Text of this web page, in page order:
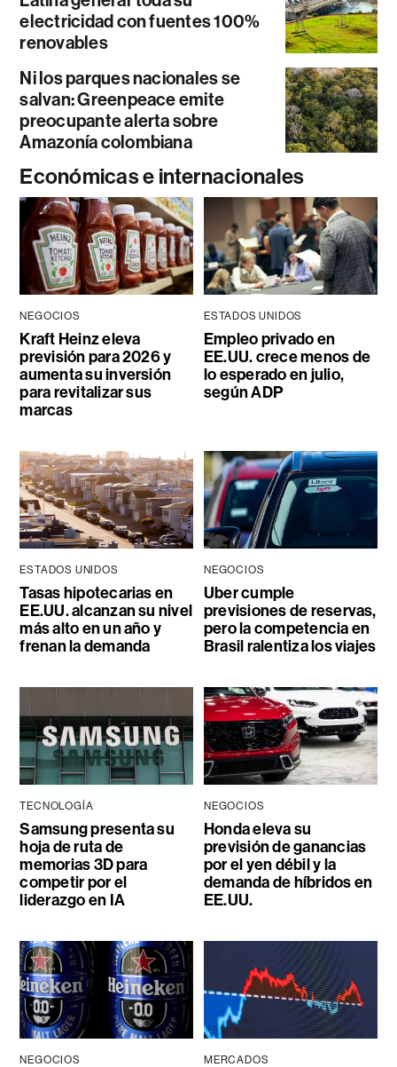
electricidad con fuentes 100%
renovables
Ni los parques nacionales se
salvan: Greenpeace emite
preocupante alerta sobre
Amazonía colombiana
Económicas e internacionales
NEGOCIOS
Kraft Heinz eleva
previsión para 2026 y
aumenta su inversión
para revitalizar sus
marcas
ESTADOS UNIDOS
Empleo privado en
EE.UU. crece menos de
lo esperado en julio,
según ADP
ESTADOS UNIDOS
Tasas hipotecarias en
EE.UU. alcanzan su nivel
más alto en un año y
frenan la demanda
NEGOCIOS
Uber cumple
previsiones de reservas,
pero la competencia en
Brasil ralentiza los viajes
TECNOLOGÍA
Samsung presenta su
hoja de ruta de
memorias 3D para
competir por el
liderazgo en IA
NEGOCIOS
Honda eleva su
previsión de ganancias
por el yen débil y la
demanda de híbridos en
EE.UU.
NEGOCIOS MERCADOS